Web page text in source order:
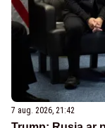
7 aug. 2026, 21:42